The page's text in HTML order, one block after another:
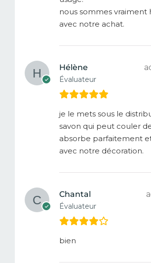
nous sommes vraiment
avec notre achat.
Hélène
Évaluateur
je le mets sous le
savon qui peut couler
absorbe parfaitement
avec notre décoration.
Chantal
Évaluateur
bien